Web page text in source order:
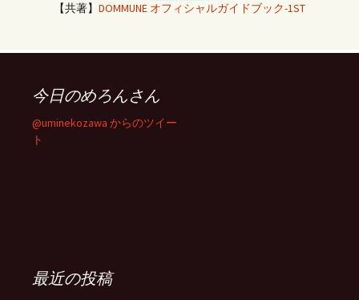
【共著】 DOMMUNE オフィシャルガイドブック-1ST
今日のめろんさん
@uminekozawa からのツイー
ト
最近の投稿